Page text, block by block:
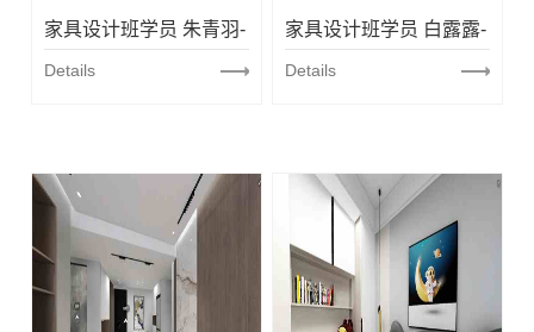
活
采
品
学
风
采
务
就
业
联
家具设计班学员 朱青羽-
主卧设计
Details
家具设计班学员 白露露-
厨房设计
Details